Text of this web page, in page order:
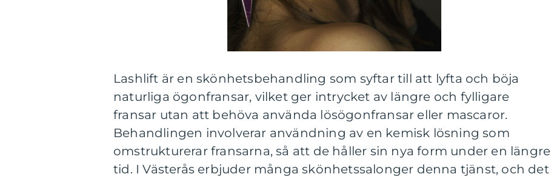
Lashlift är en skönhetsbehandling som syftar till att lyfta och böja
naturliga ögonfransar, vilket ger intrycket av längre och fylligare
fransar utan att behöva använda lösögonfransar eller mascaror.
Behandlingen involverar användning av en kemisk lösning som
omstrukturerar fransarna, så att de håller sin nya form under en längre
tid. I Västerås erbjuder många skönhetssalonger denna tjänst, och det